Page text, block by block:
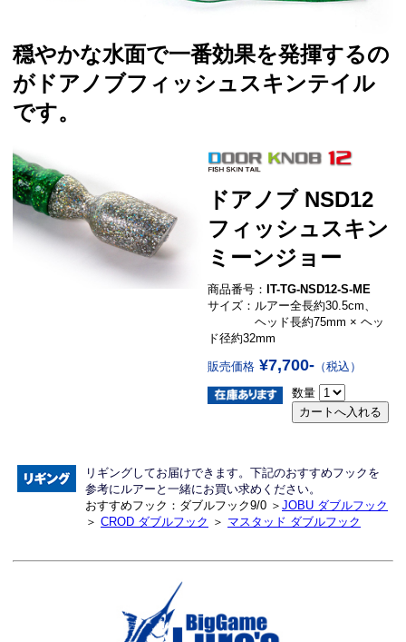
穏やかな水面で一番効果を発揮するの
がドアノブフィッシュスキンテイル
です。
ドアノブ NSD12
フィッシュスキン
ミーンジョー
商品番号： IT-TG-NSD12-S-ME
サイズ：ルアー全長約30.5cm、
ヘッド長約75mm × ヘッ
ド径約32mm
販売価格 ¥7,700- （税込）
数量
リギングしてお届けできます。下記のおすすめフックを
参考にルアーと一緒にお買い求めください。
おすすめフック：ダブルフック9/0 ＞ JOBU ダブルフック
＞ CROD ダブルフック ＞ マスタッド ダブルフック